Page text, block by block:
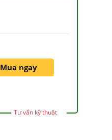
Mua ngay
Tư vấn kỹ thuật